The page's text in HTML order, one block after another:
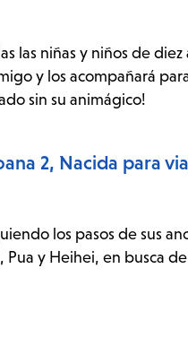
las niñas y niños de
y los acompañará
sin su animágico!
2, Nacida para
los pasos de sus
y Heihei, en busca de